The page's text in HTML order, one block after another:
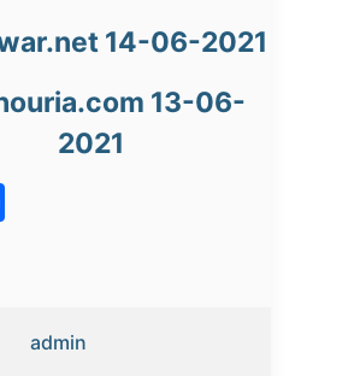
14-06-2021
13-06-
2021
admin